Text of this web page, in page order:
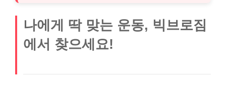
나에게 딱 맞는 운동, 빅브로짐
에서 찾으세요!